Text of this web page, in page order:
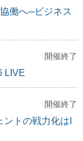
働へ─ビジネス
開催終了
LIVE
開催終了
ントの戦力化はI